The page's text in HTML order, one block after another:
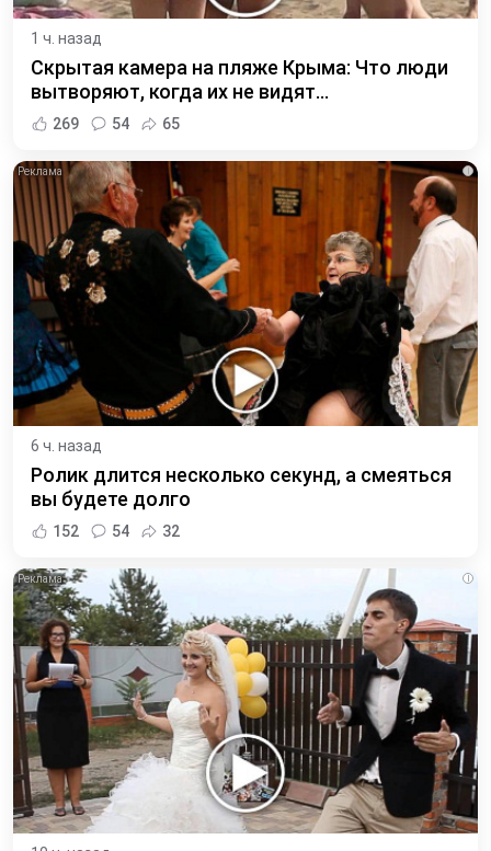
1 ч. назад
Скрытая камера на пляже Крыма: Что люди
вытворяют, когда их не видят...
269 54 65
i
6 ч. назад
Ролик длится несколько секунд, а смеяться
вы будете долго
152 54 32
i